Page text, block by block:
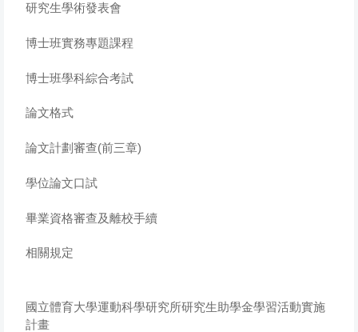
研究生學術發表會
博士班實務專題課程
博士班學科綜合考試
論文格式
論文計劃審查(前三章)
學位論文口試
畢業資格審查及離校手續
相關規定
國立體育大學運動科學研究所研究生助學金學習活動實施
計畫